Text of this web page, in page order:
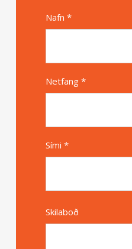
Nafn *
Netfang *
Sími *
Skilaboð